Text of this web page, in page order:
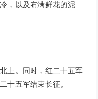
，以及布满鲜花的泥
上。同时，红二十五军
十五军结束长征。